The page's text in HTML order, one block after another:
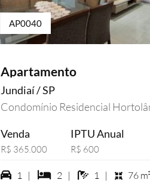
AP0040
Apartamento
Jundiaí / SP
Condomínio Residencial
Venda
R$ 365.000
IPTU Anual
R$ 600
1 vagas na garagem
1 | 2 dormiórios
2 | 1 banheiros
1 | 76 m²